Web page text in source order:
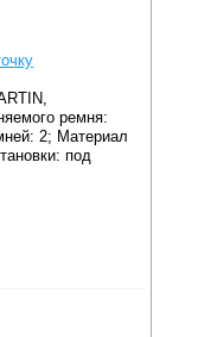
ремня:
2; Материал
под